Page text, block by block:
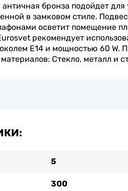
бронза подойдет для
в замковом стиле.
осветит помещение
рекомендует
E14 и мощностью 60 W.
Стекло, металл и
5
300